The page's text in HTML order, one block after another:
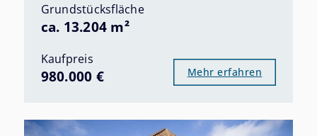
Grundstücksfläche
ca. 13.204 m²
Kaufpreis
980.000 € Mehr erfahren